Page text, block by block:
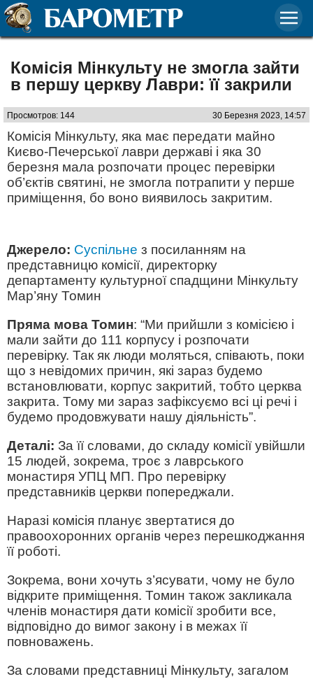
Комісія Мінкульту не змогла зайти
в першу церкву Лаври: її закрили
Просмотров: 144 30 Березня 2023, 14:57
Комісія Мінкульту, яка має передати майно
Києво-Печерської лаври державі і яка 30
березня мала розпочати процес перевірки
об’єктів святині, не змогла потрапити у перше
приміщення, бо воно виявилось закритим.
Джерело: Суспільне з посиланням на
представницю комісії, директорку
департаменту культурної спадщини Мінкульту
Мар’яну Томин
Пряма мова Томин: “Ми прийшли з комісією і
мали зайти до 111 корпусу і розпочати
перевірку. Так як люди моляться, співають, поки
що з невідомих причин, які зараз будемо
встановлювати, корпус закритий, тобто церква
закрита. Тому ми зараз зафіксуємо всі ці речі і
будемо продовжувати нашу діяльність”.
Деталі: За її словами, до складу комісії увійшли
15 людей, зокрема, троє з лаврського
монастиря УПЦ МП. Про перевірку
представників церкви попереджали.
Наразі комісія планує звертатися до
правоохоронних органів через перешкоджання
її роботі.
Зокрема, вони хочуть з’ясувати, чому не було
відкрите приміщення. Томин також закликала
членів монастиря дати комісії зробити все,
відповідно до вимог закону і в межах її
повноважень.
За словами представниці Мінкульту, загалом